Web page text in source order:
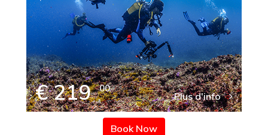
€ 219 00
Plus d'info
Book Now